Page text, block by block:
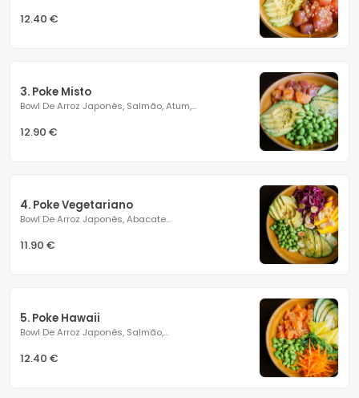
12.40 €
3. Poke Misto
Bowl De Arroz Japonês, Salmão, Atum,...
12.90 €
4. Poke Vegetariano
Bowl De Arroz Japonês, Abacate...
11.90 €
5. Poke Hawaii
Bowl De Arroz Japonês, Salmão,...
12.40 €